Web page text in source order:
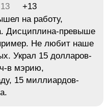
+13
на работу,
Дисциплина-превыше
Не любит наше
Украл 15 долларов-
в мэрию,
15 миллиардов-